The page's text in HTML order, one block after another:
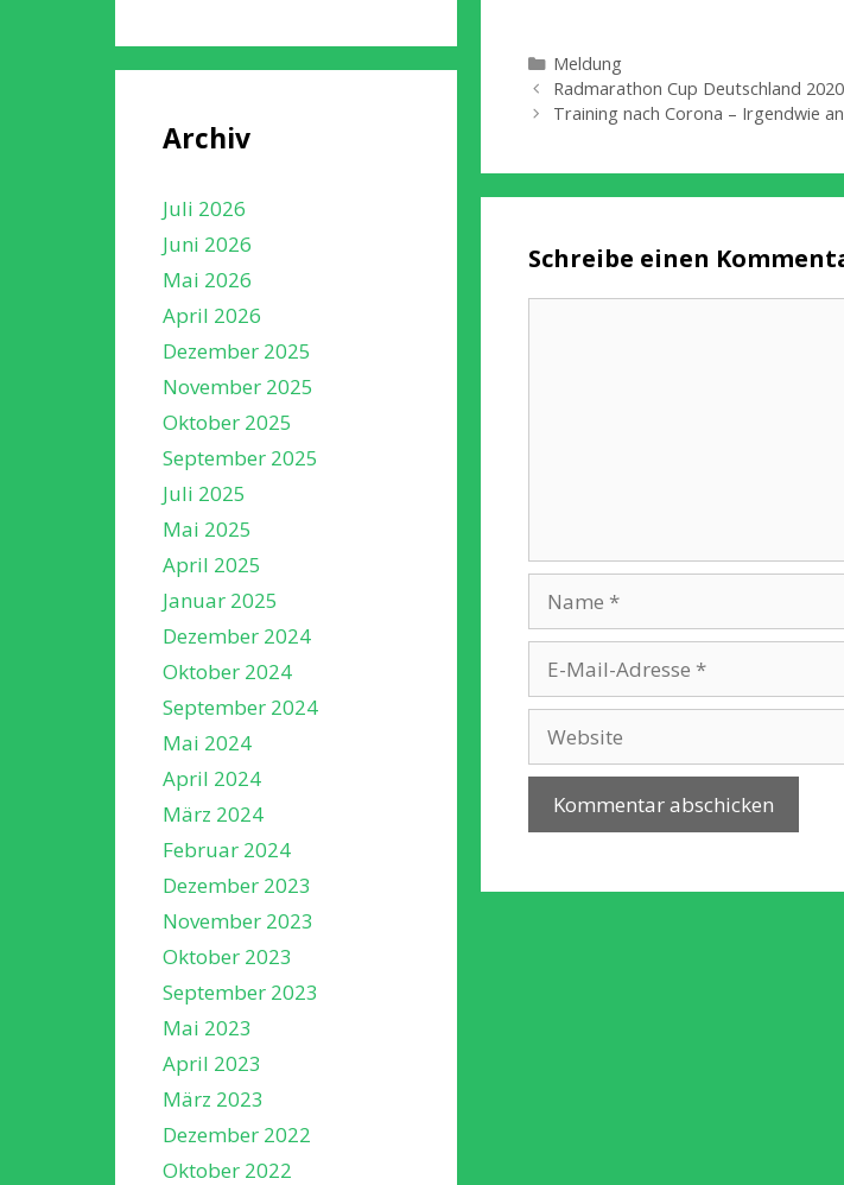
Kategorien
Meldung
Radmarathon Cup Deutschland 2020
Training nach Corona – Irgendwie
Schreibe einen
Mail-
Adresse
Archiv
Juli 2026
Juni 2026
Mai 2026
April 2026
Dezember 2025
November 2025
Oktober 2025
September 2025
Juli 2025
Mai 2025
April 2025
Januar 2025
Dezember 2024
Oktober 2024
September 2024
Mai 2024
April 2024
März 2024
Februar 2024
Dezember 2023
November 2023
Oktober 2023
September 2023
Mai 2023
April 2023
März 2023
Dezember 2022
Oktober 2022